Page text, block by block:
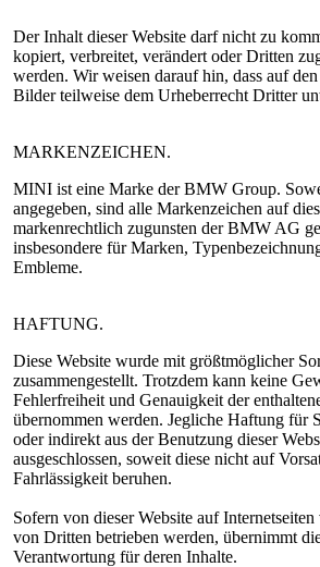
Der Inhalt dieser Website darf nicht zu
kopiert, verbreitet, verändert oder Dritten
werden. Wir weisen darauf hin, dass auf
Bilder teilweise dem Urheberrecht Dritter
MARKENZEICHEN.
MINI ist eine Marke der BMW Group.
angegeben, sind alle Markenzeichen auf
markenrechtlich zugunsten der BMW AG
insbesondere für Marken,
Embleme.
HAFTUNG.
Diese Website wurde mit größtmöglicher
zusammengestellt. Trotzdem kann keine
Fehlerfreiheit und Genauigkeit der
übernommen werden. Jegliche Haftung für
oder indirekt aus der Benutzung dieser
ausgeschlossen, soweit diese nicht auf
Fahrlässigkeit beruhen.
Sofern von dieser Website auf
von Dritten betrieben werden, übernimmt
Verantwortung für deren Inhalte.